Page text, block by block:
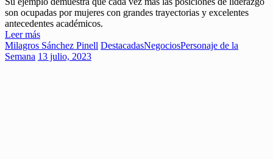
son ocupadas por mujeres con grandes trayectorias y excelentes
antecedentes académicos.
Leer más
Milagros Sánchez Pinell DestacadasNegociosPersonaje de la
Semana 13 julio, 2023